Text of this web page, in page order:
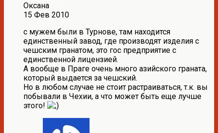
Оксана
15 Фев 2010
с мужем были в Турнове, там находится
единственный завод, где производят изделия с
чешским гранатом, это гос предприятие с
единственной лицензией.
А вообще в Праге очень много азийского граната,
который выдается за чешский.
Но в любом случае не стоит растраиваться, т.к. вы
побывали в Чехии, а что может быть еще лучше
этого!